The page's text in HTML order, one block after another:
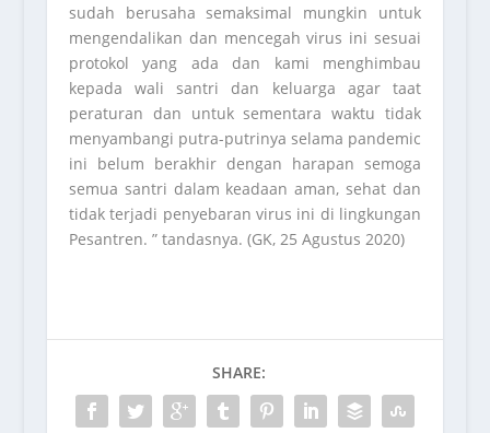
sudah berusaha semaksimal mungkin untuk
mengendalikan dan mencegah virus ini sesuai
protokol yang ada dan kami menghimbau
kepada wali santri dan keluarga agar taat
peraturan dan untuk sementara waktu tidak
menyambangi putra-putrinya selama pandemic
ini belum berakhir dengan harapan semoga
semua santri dalam keadaan aman, sehat dan
tidak terjadi penyebaran virus ini di lingkungan
Pesantren. ” tandasnya. (GK, 25 Agustus 2020)
SHARE: